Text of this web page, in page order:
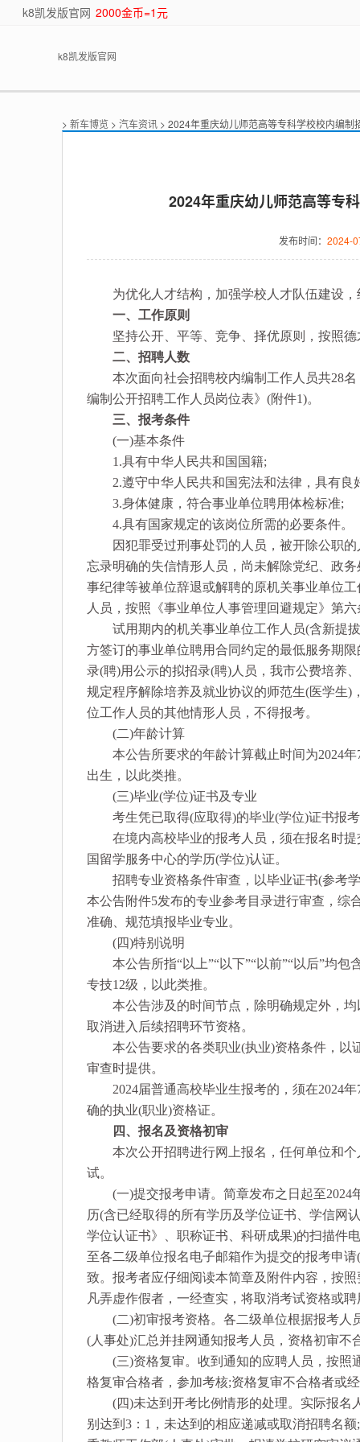
k8凯发版官网 2000金币=1元
k8凯发版官网
> 新车博览 > 汽车资讯 > 2024年重庆幼儿师范高等专科学校校内编制
2024年重庆幼儿师范高等专
发布时间： 2024-
为优化人才结构，加强学校人才队伍建设，
一、工作原则
坚持公开、平等、竞争、择优原则，按照德
二、招聘人数
本次面向社会招聘校内编制工作人员共28名
编制公开招聘工作人员岗位表》(附件1)。
三、报考条件
(一)基本条件
1.具有中华人民共和国国籍;
2.遵守中华人民共和国宪法和法律，具有良
3.身体健康，符合事业单位聘用体检标准;
4.具有国家规定的该岗位所需的必要条件。
因犯罪受过刑事处罚的人员，被开除公职的
忘录明确的失信情形人员，尚未解除党纪、政
事纪律等被单位辞退或解聘的原机关事业单位
人员，按照《事业单位人事管理回避规定》第
试用期内的机关事业单位工作人员(含新提拔
方签订的事业单位聘用合同约定的最低服务期
录(聘)用公示的拟招录(聘)人员，我市公费培养
规定程序解除培养及就业协议的师范生(医学生
位工作人员的其他情形人员，不得报考。
(二)年龄计算
本公告所要求的年龄计算截止时间为2024年7
出生，以此类推。
(三)毕业(学位)证书及专业
考生凭已取得(应取得)的毕业(学位)证书报考
在境内高校毕业的报考人员，须在报名时提
国留学服务中心的学历(学位)认证。
招聘专业资格条件审查，以毕业证书(参考学
本公告附件5发布的专业参考目录进行审查，综
准确、规范填报毕业专业。
(四)特别说明
本公告所指“以上”“以下”“以前”“以后”均包
专技12级，以此类推。
本公告涉及的时间节点，除明确规定外，均
取消进入后续招聘环节资格。
本公告要求的各类职业(执业)资格条件，以
审查时提供。
2024届普通高校毕业生报考的，须在2024年
确的执业(职业)资格证。
四、报名及资格初审
本次公开招聘进行网上报名，任何单位和个
试。
(一)提交报考申请。简章发布之日起至2024
历(含已经取得的所有学历及学位证书、学信网
学位认证书》、职称证书、科研成果)的扫描件
至各二级单位报名电子邮箱作为提交的报考申
致。报考者应仔细阅读本简章及附件内容，按
凡弄虚作假者，一经查实，将取消考试资格或
(二)初审报考资格。各二级单位根据报考人
(人事处)汇总并挂网通知报考人员，资格初审不
(三)资格复审。收到通知的应聘人员，按照
格复审合格者，参加考核;资格复审不合格者或
(四)未达到开考比例情形的处理。实际报名
别达到3：1，未达到的相应递减或取消招聘名